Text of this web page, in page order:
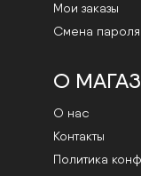
Мои заказы
Смена пароля
О
О нас
Контакты
Политика